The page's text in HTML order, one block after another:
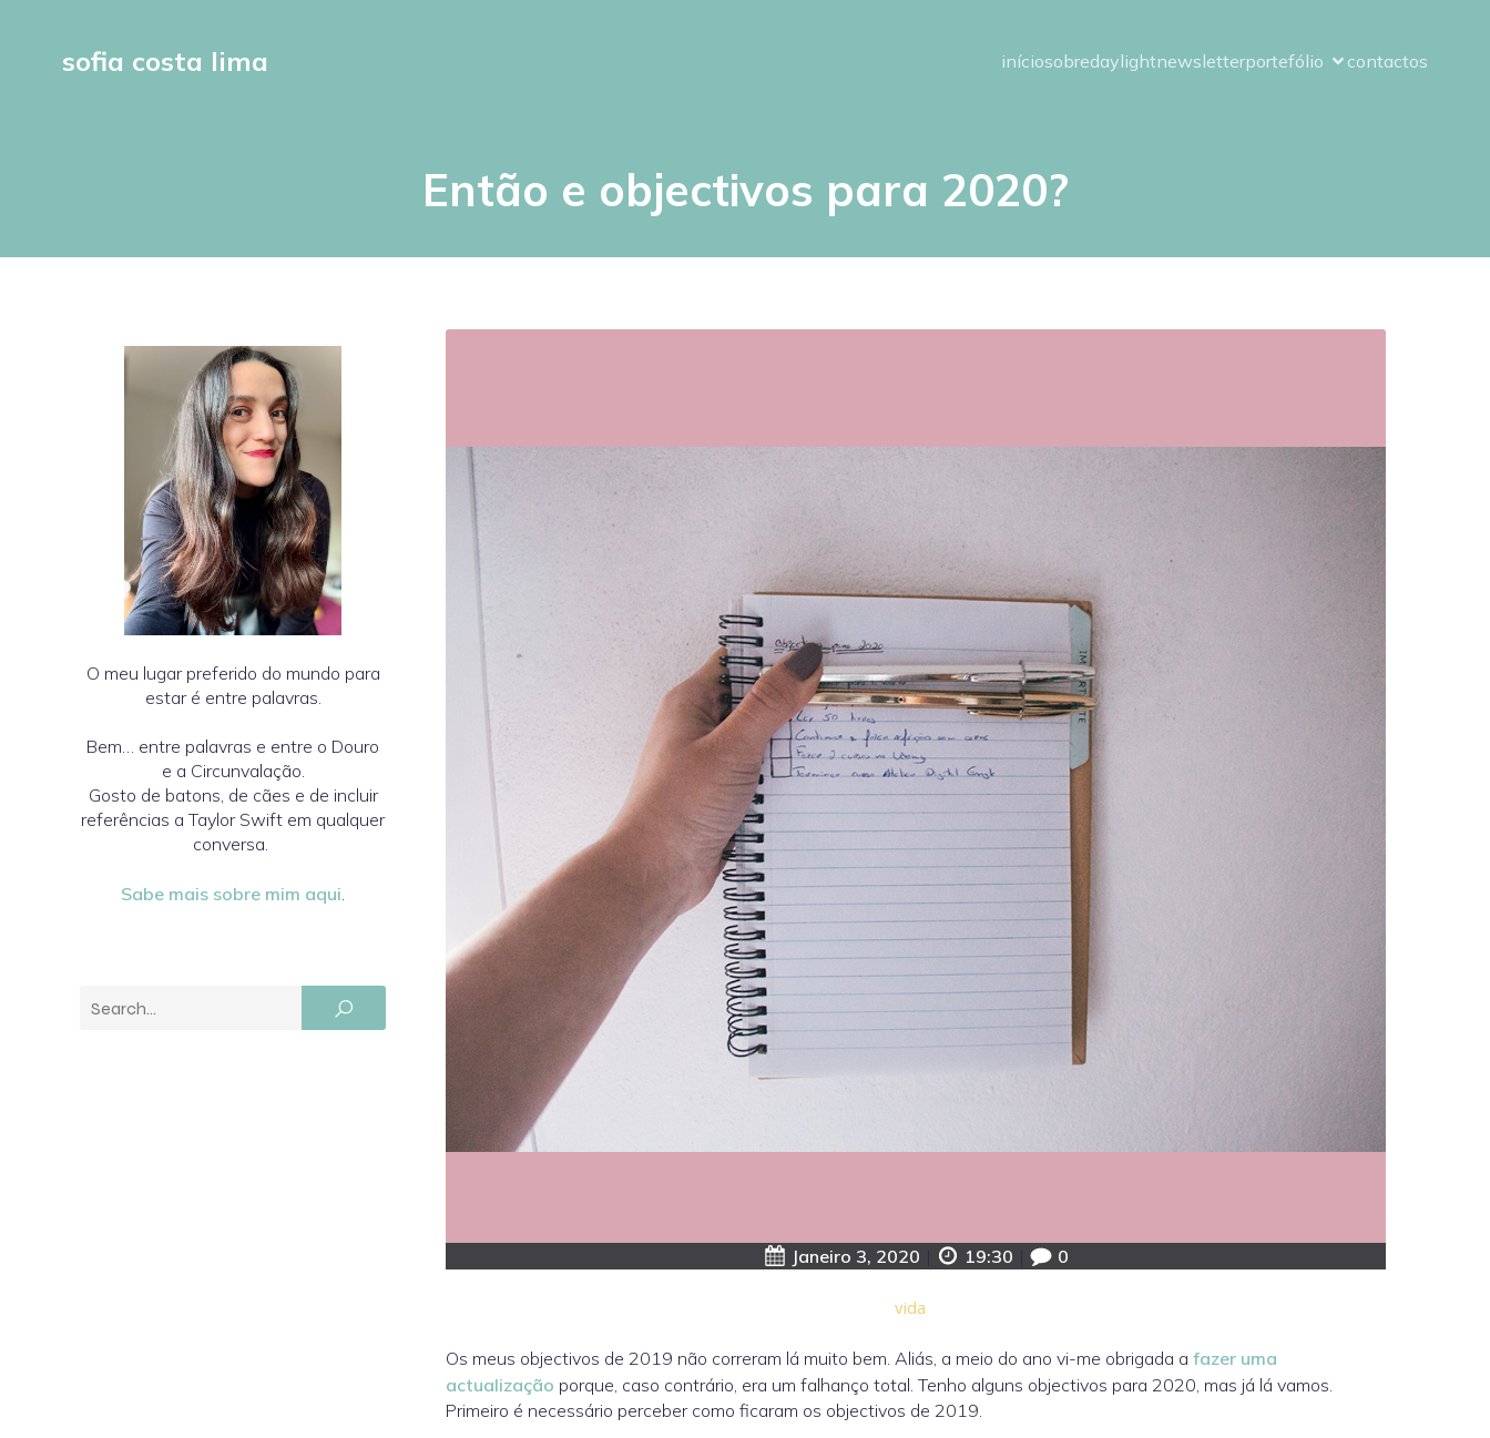
sofia costa lima iníciosobredaylightnewsletterportefólio contactos
Então e objectivos para 2020?
O meu lugar preferido do mundo para
estar é entre palavras.
Bem… entre palavras e entre o Douro
e a Circunvalação.
Gosto de batons, de cães e de incluir
referências a Taylor Swift em qualquer
conversa.
Sabe mais sobre mim aqui.
Janeiro 3, 2020 19:30 0
vida
Os meus objectivos de 2019 não correram lá muito bem. Aliás, a meio do ano vi-me obrigada a fazer uma
actualização porque, caso contrário, era um falhanço total. Tenho alguns objectivos para 2020, mas já lá vamos.
Primeiro é necessário perceber como ficaram os objectivos de 2019.